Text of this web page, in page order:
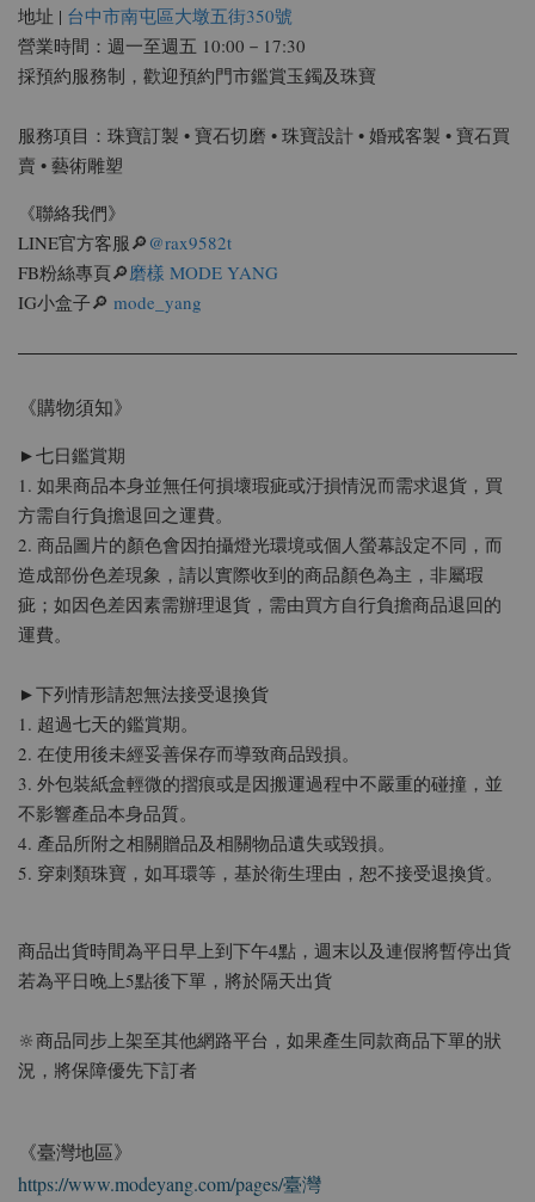
地址 | 台中市南屯區大墩五街350號
營業時間：週一至週五 10:00－17:30
採預約服務制，歡迎預約門市鑑賞玉鐲及珠寶
服務項目：珠寶訂製 • 寶石切磨 • 珠寶設計 • 婚戒客製 • 寶石買
賣 • 藝術雕塑
《聯絡我們》
LINE官方客服🔎 @rax9582t
FB粉絲專頁🔎磨樣 MODE YANG
IG小盒子🔎 mode_yang
《購物須知》
►七日鑑賞期
1. 如果商品本身並無任何損壞瑕疵或汙損情況而需求退貨，買
方需自行負擔退回之運費。
2. 商品圖片的顏色會因拍攝燈光環境或個人螢幕設定不同，而
造成部份色差現象，請以實際收到的商品顏色為主，非屬瑕
疵；如因色差因素需辦理退貨，需由買方自行負擔商品退回的
運費。
►下列情形請恕無法接受退換貨
1. 超過七天的鑑賞期。
2. 在使用後未經妥善保存而導致商品毀損。
3. 外包裝紙盒輕微的摺痕或是因搬運過程中不嚴重的碰撞，並
不影響產品本身品質。
4. 產品所附之相關贈品及相關物品遺失或毀損。
5. 穿刺類珠寶，如耳環等，基於衛生理由，恕不接受退換貨。
商品出貨時間為平日早上到下午4點，週末以及連假將暫停出貨
若為平日晚上5點後下單，將於隔天出貨
🔆商品同步上架至其他網路平台，如果產生同款商品下單的狀
況，將保障優先下訂者
《臺灣地區》
https://www.modeyang.com/pages/臺灣